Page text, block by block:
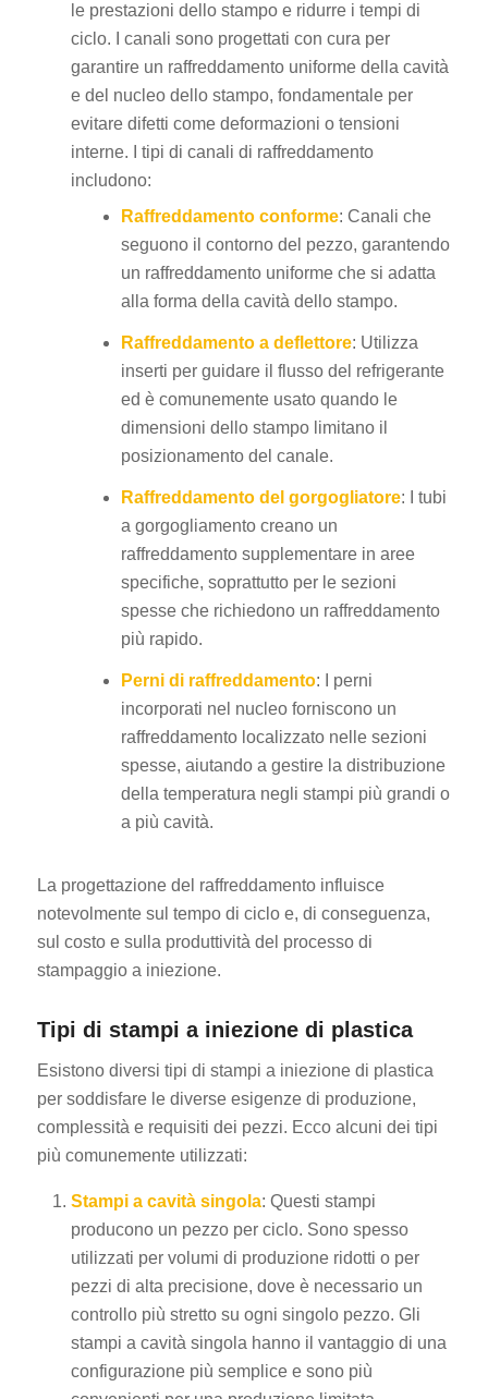
le prestazioni dello stampo e ridurre i tempi di
ciclo. I canali sono progettati con cura per
garantire un raffreddamento uniforme della cavità
e del nucleo dello stampo, fondamentale per
evitare difetti come deformazioni o tensioni
interne. I tipi di canali di raffreddamento
includono:
Raffreddamento conforme: Canali che
seguono il contorno del pezzo, garantendo
un raffreddamento uniforme che si adatta
alla forma della cavità dello stampo.
Raffreddamento a deflettore: Utilizza
inserti per guidare il flusso del refrigerante
ed è comunemente usato quando le
dimensioni dello stampo limitano il
posizionamento del canale.
Raffreddamento del gorgogliatore: I tubi
a gorgogliamento creano un
raffreddamento supplementare in aree
specifiche, soprattutto per le sezioni
spesse che richiedono un raffreddamento
più rapido.
Perni di raffreddamento: I perni
incorporati nel nucleo forniscono un
raffreddamento localizzato nelle sezioni
spesse, aiutando a gestire la distribuzione
della temperatura negli stampi più grandi o
a più cavità.
La progettazione del raffreddamento influisce
notevolmente sul tempo di ciclo e, di conseguenza,
sul costo e sulla produttività del processo di
stampaggio a iniezione.
Tipi di stampi a iniezione di plastica
Esistono diversi tipi di stampi a iniezione di plastica
per soddisfare le diverse esigenze di produzione,
complessità e requisiti dei pezzi. Ecco alcuni dei tipi
più comunemente utilizzati:
Stampi a cavità singola: Questi stampi
producono un pezzo per ciclo. Sono spesso
utilizzati per volumi di produzione ridotti o per
pezzi di alta precisione, dove è necessario un
controllo più stretto su ogni singolo pezzo. Gli
stampi a cavità singola hanno il vantaggio di una
configurazione più semplice e sono più